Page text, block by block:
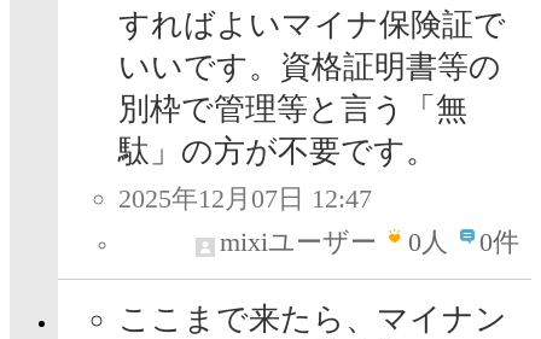
すればよいマイナ保険証で
いいです。資格証明書等の
別枠で管理等と言う「無
駄」の方が不要です。
2025年12月07日 12:47
mixiユーザー
0人 0件
ここまで来たら、マイナン